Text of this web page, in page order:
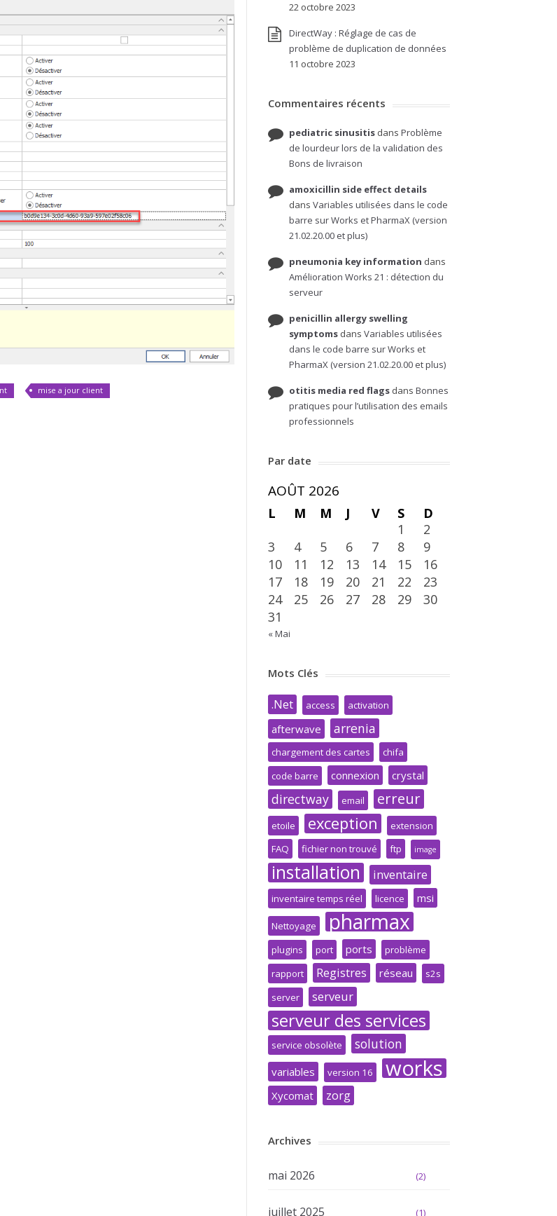
mise a jour client
22 octobre 2023
DirectWay : Réglage de cas de
problème de duplication de données
11 octobre 2023
Commentaires récents
pediatric sinusitisdans Problème
de lourdeur lors de la validation des
Bons de livraison
amoxicillin side effect details
dans Variables utilisées dans le code
barre sur Works et PharmaX (version
21.02.20.00 et plus)
pneumonia key information dans
Amélioration Works 21 : détection du
serveur
penicillin allergy swelling
symptomsdans Variables utilisées
dans le code barre sur Works et
PharmaX (version 21.02.20.00 et plus)
otitis media red flagsdans Bonnes
pratiques pour l’utilisation des emails
professionnels
Par date
AOÛT 2026
L M M J V S
D
1
2
3
4 5 6 7 8
9
10
11 12 13 14 15
16
17
18 19 20 21 22
23
24
25 26 27 28 29
30
31
« Mai
Mots Clés
.Net access activation
afterwave arrenia
chargement des cartes
chifa
code barre
connexion crystal
directway email erreur
etoile exception
extension
FAQ
fichier non trouvé ftp image
installation inventaire
inventaire temps réel licence msi
Nettoyage pharmax
plugins port ports
problème
rapport
Registres réseau
s2s
server
serveur
serveur des services
service obsolète solution
variables version 16 works
Xycomat zorg
Archives
mai 2026 (2)
juillet 2025 (1)